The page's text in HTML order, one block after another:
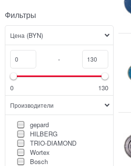
Фильтры
Цена (BYN)
-
0 130
Производители
gepard
HILBERG
TRIO-DIAMOND
Wortex
Bosch